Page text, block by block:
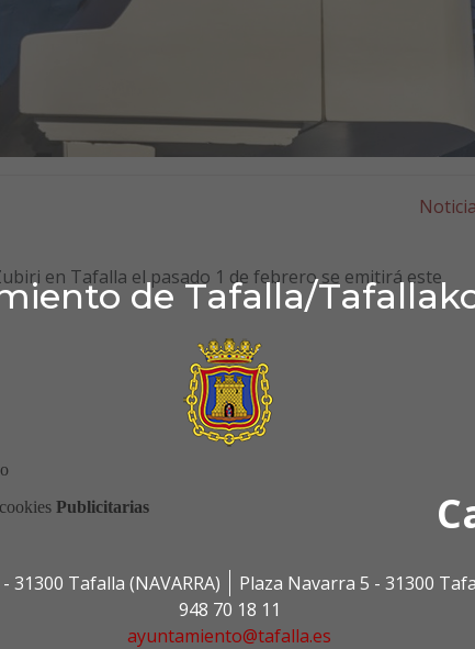
de Tafalla/
31300 Tafalla (NAVARRA)
Plaza Navarra 5 - 31300
948 70 18 11
ayuntamiento@tafalla.es
en Tafalla el pasado 1 de febrero se emitirá este